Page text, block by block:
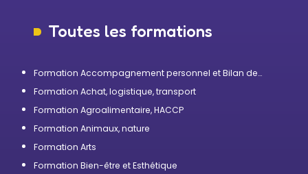
Toutes les formations
Formation Accompagnement personnel et Bilan de
Formation Achat, logistique, transport
Formation Agroalimentaire, HACCP
Formation Animaux, nature
Formation Arts
Formation Bien-être et Esthétique